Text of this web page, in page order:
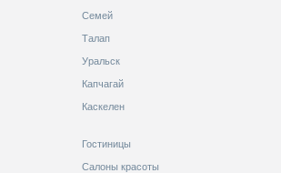
Семей
Талап
Уральск
Капчагай
Каскелен
Гостиницы
Салоны красоты